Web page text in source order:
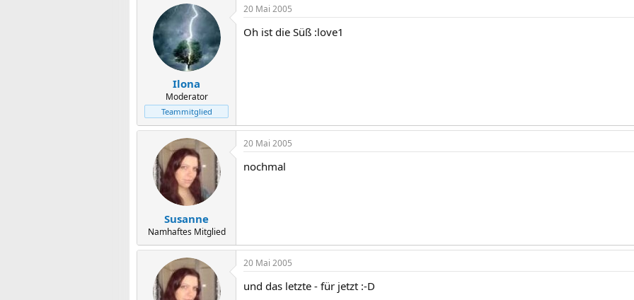
Ilona
Moderator
Teammitglied
20 Mai 2005
Oh ist die Süß :love1
Susanne
Namhaftes Mitglied
20 Mai 2005
nochmal
20 Mai 2005
und das letzte - für jetzt :-D